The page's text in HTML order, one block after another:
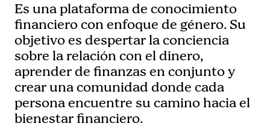
Es una plataforma de conocimiento
financiero con enfoque de género. Su
objetivo es despertar la conciencia
sobre la relación con el dinero,
aprender de finanzas en conjunto y
crear una comunidad donde cada
persona encuentre su camino hacia el
bienestar financiero.